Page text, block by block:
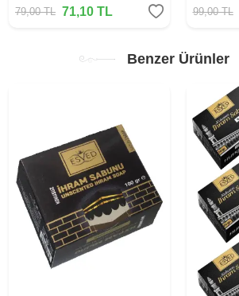
79,00TL 71,10 TL 99,00TL
Benzer Ürünler